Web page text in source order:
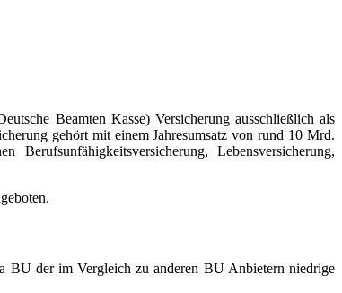
Beamten Kasse) Versicherung ausschließlich als
gehört mit einem Jahresumsatz von rund 10 Mrd.
Lebensversicherung,
BU der im Vergleich zu anderen BU Anbietern niedrige